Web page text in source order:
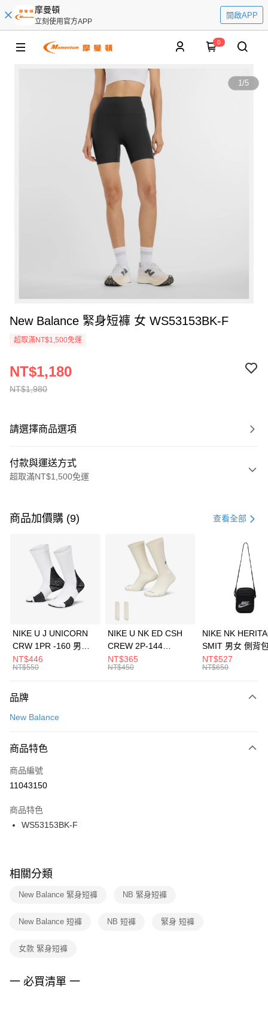
摩曼頓
立刻使用官方APP
開啟APP
0
1/5
New Balance 緊身短褲 女 WS53153BK-F
超取滿NT$1,500免運
NT$1,980
NT$1,180
請選擇商品選項
付款與運送方式
超取滿NT$1,500免運
信用卡一次付款
3 期 0 利率 每期 21家銀行
合作金庫商業銀行
第一商業銀行
華南商業銀行
彰化商業銀行
上海商業儲蓄銀行
元大商業銀行
台灣樂天信用卡公司
Apple Pay
全盈+PAY
AFTEE先享後付
【關於「AFTEE先享後付」】
便利好安心！
３．安心：先確認商品／服務後，再付款。
【「AFTEE先享後付」結帳流程】
１．於結帳方式選擇「AFTEE先享後付」後，將跳轉至「AFTEE先享後付」
２．訂單成立數日內，您將收到繳費通知簡訊。
３．收到繳費通知簡訊後14天內，點擊此簡訊中的連結，可透過四大超商／
ATM／網路銀行／等多元方式進行付款，方視為交易完成。
※ 交易是否成功請以「AFTEE先享後付 」之結帳頁面顯示為準，若有關於
是否繳費成功／繳費後需取消欲退款等相關疑問，請聯繫「AFTEE先享後付
客戶支援中心」 https://netprotections.freshdesk.com/support/home
１．透過由恩沛科技股份有限公司提供之「AFTEE先享後付」服務完成之交
權轉讓予恩沛科技股份有限公司。
３．未成年的使用者請事先徵得法定代理人或監護人之同意方可使用
「AFTEE先享後付」，若未經同意申辦者引起之損失，本公司不負相關責
運送方式
每筆NT$100，滿NT$1,500(含以上)免運費
宅配
每筆NT$100，滿NT$1,500(含以上)免運費
付款後門市自取
每筆NT$100，滿NT$1,500(含以上)免運費
商品加價購 (9) 查看全部
NIKE U J UNICORN
CRW 1PR -160 男女
中統襪 FZ3393100
NT$446
NT$550
NIKE U NK ED CSH
CREW 2P-144
EMBRDY 男女 短統襪
FZ3073133
NT$365
NT$450
NIKE NK
SMIT 男女 側背
BA5871010
NT$527
NT$650
品牌
New Balance
商品特色
商品編號
11043150
商品特色
WS53153BK-F
相關分類
New Balance 緊身短褲 NB 緊身短褲
New Balance 短褲 NB 短褲 緊身 短褲
女款 緊身短褲
一 必買清單 一